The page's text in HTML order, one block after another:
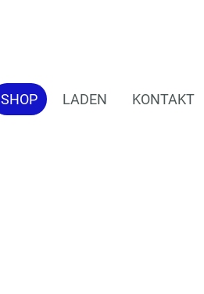
SHOP LADEN KONTAKT